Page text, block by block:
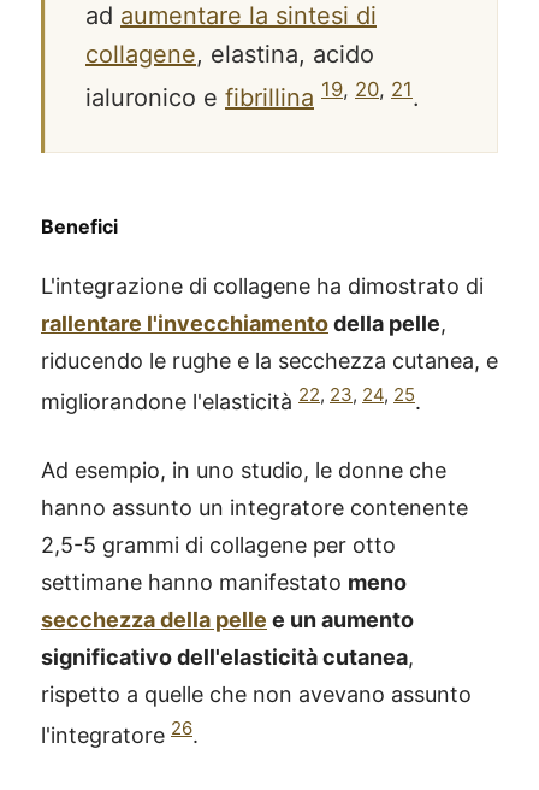
ad aumentare la sintesi di
collagene, elastina, acido
ialuronico e fibrillina 19, 20, 21.
Benefici
L'integrazione di collagene ha dimostrato di
rallentare l'invecchiamentodella pelle,
riducendo le rughe e la secchezza cutanea, e
migliorandone l'elasticità 22, 23, 24, 25.
Ad esempio, in uno studio, le donne che
hanno assunto un integratore contenente
2,5-5 grammi di collagene per otto
settimane hanno manifestato meno
secchezza della pelle e un aumento
significativo dell'elasticità cutanea,
rispetto a quelle che non avevano assunto
l'integratore 26.